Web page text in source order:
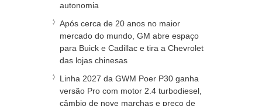
autonomia
Após cerca de 20 anos no maior
mercado do mundo, GM abre espaço
para Buick e Cadillac e tira a Chevrolet
das lojas chinesas
Linha 2027 da GWM Poer P30 ganha
versão Pro com motor 2.4 turbodiesel,
câmbio de nove marchas e preço de